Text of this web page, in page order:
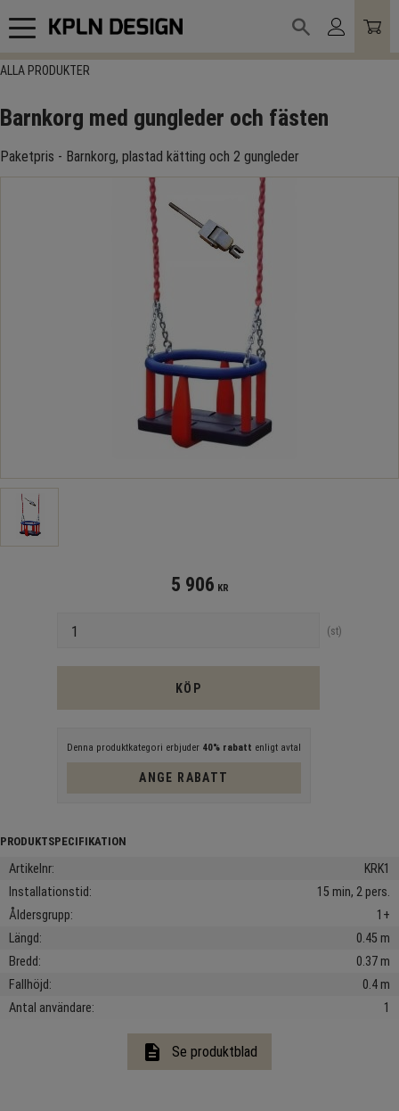
Meny
ALLA PRODUKTER
Barnkorg med gungleder och fästen
Paketpris - Barnkorg, plastad kätting och 2 gungleder
5 906 KR
st
KÖP
Denna produktkategori erbjuder 40% rabatt enligt avtal
ANGE RABATT
Artikelnr
KRK1
Installationstid
15 min, 2 pers.
Åldersgrupp
1+
Längd
0.45 m
Bredd
0.37 m
Fallhöjd
0.4 m
Antal användare
1
description Se produktblad